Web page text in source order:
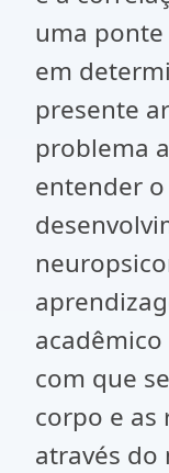
uma
em
presente
problema
entender
com que
corpo e as
através do